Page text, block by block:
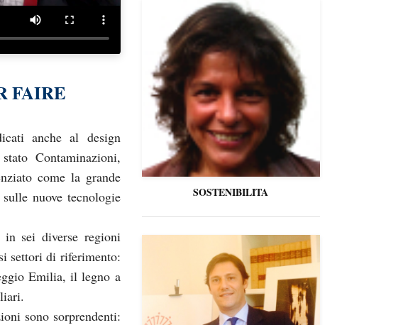
FAIRE
anche al design
Contaminazioni,
come la grande
nuove tecnologie
in sei diverse regioni
settori di riferimento:
Emilia, il legno a
sono sorprendenti:
SOSTENIBILITA